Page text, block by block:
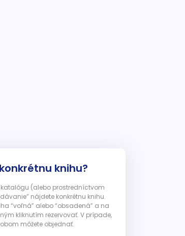
knihu?
(alebo prostredníctvom
nájdete konkrétnu knihu.
“voľná” alebo “obsadená” a na
kliknutím rezervovať. V prípade,
môžete objednať.